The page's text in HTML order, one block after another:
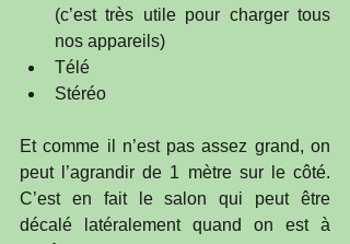
(c’est très utile pour charger tous
nos appareils)
Télé
Stéréo
Et comme il n’est pas assez grand, on
peut l’agrandir de 1 mètre sur le côté.
C’est en fait le salon qui peut être
décalé latéralement quand on est à